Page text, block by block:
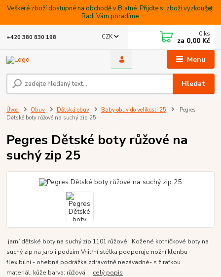
Veškeré zboží dostupné na obchodě v Blatné. Přijdte si zboží vyzkoušet.
Rádi Vám poradíme.
Menu
CZK
Hledat
+420 380 830 198 0 ks
za 0,00 Kč
Úvod Obuv Dětská obuv Baby obuv do velikosti 25
Pegres
Dětské boty růžové na suchý zip 25
Pegres Dětské boty růžové na
suchý zip 25
jarní dětské boty na suchý zip 1101 růžové Kožené kotníčkové boty na
suchý zip na jaro i podzim Vnitřní stélka podporuje nožní klenbu
flexibilní - ohebná podrážka zdravotně nezávadné- s žirafkou
materiál: kůže barva: růžová celý popis